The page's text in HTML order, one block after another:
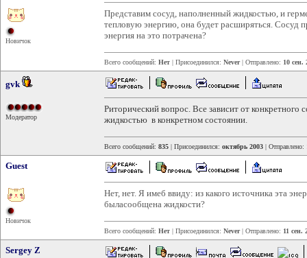
Новичок
Представим сосуд, наполненный жидкостью, и
тепловую энергию, она будет расширяться. Сосуд
энергия на это потрачена?
Всего сообщений: Нет | Присоединился: Never| Отправлено: 10 сен.
gvk
Модератор
Риторический вопрос. Все зависит от конкретного
жидкостью в конкретном состоянии.
Всего сообщений: 835 | Присоединился: октябрь 2003 | Отправлено:
Guest
Новичок
Нет, нет. Я имеб ввиду: из какого источника эта
быласообщена жидкости?
Всего сообщений: Нет | Присоединился: Never| Отправлено: 11 сен.
Sergey Z